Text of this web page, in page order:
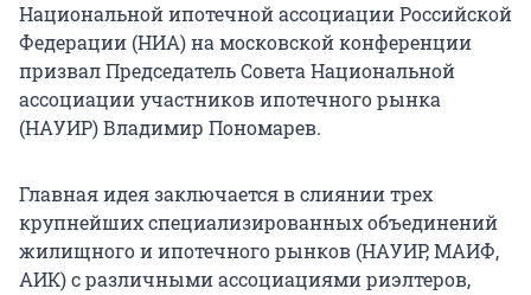
Национальной ипотечной ассоциации Российской
Федерации (НИА) на московской конференции
призвал Председатель Совета Национальной
ассоциации участников ипотечного рынка
(НАУИР) Владимир Пономарев.
Главная идея заключается в слиянии трех
крупнейших специализированных объединений
жилищного и ипотечного рынков (НАУИР, МАИФ,
АИК) с различными ассоциациями риэлтеров,